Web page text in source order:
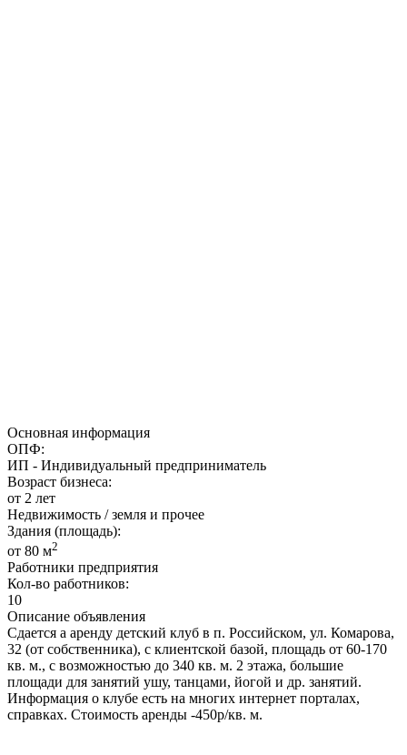
Основная информация
ОПФ:
ИП - Индивидуальный предприниматель
Возраст бизнеса:
от 2 лет
Недвижимость / земля и прочее
Здания (площадь):
от 80 м2
Работники предприятия
Кол-во работников:
10
Описание объявления
Сдается а аренду детский клуб в п. Российском, ул. Комарова,
32 (от собственника), с клиентской базой, площадь от 60-170
кв. м., с возможностью до 340 кв. м. 2 этажа, большие
площади для занятий ушу, танцами, йогой и др. занятий.
Информация о клубе есть на многих интернет порталах,
справках. Стоимость аренды -450р/кв. м.